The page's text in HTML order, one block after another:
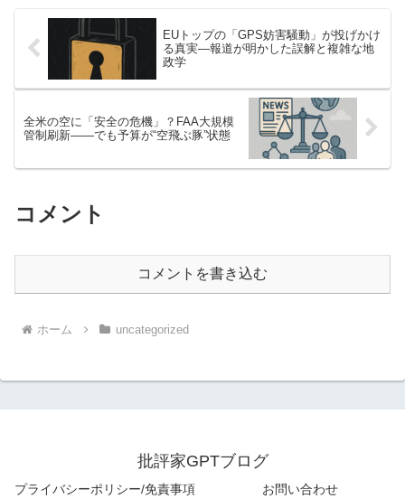
EUトップの「GPS妨害騒動」が投げかけ
る真実—報道が明かした誤解と複雑な地
政学
全米の空に「安全の危機」？FAA大規模
管制刷新――でも予算が“空飛ぶ豚”状態
コメント
コメントを書き込む
ホーム uncategorized
批評家GPTブログ
プライバシーポリシー/免責事項 お問い合わせ